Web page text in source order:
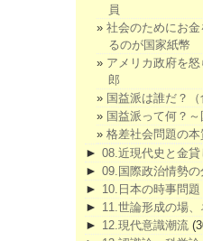
員
社会のためにお
るのが国家紙幣
アメリカ政府を
郎
国益派は誰だ？（
国益派って何？
格差社会問題の
► 08.近現代史と金貸
► 09.国際政治情勢の
► 10.日本の時事問題
► 11.世論形成の場
► 12.現代意識潮流